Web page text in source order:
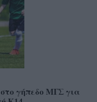
γήπεδο ΜΓΣ για